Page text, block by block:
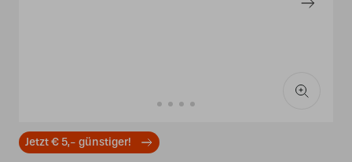
Jetzt € 5,- günstiger!